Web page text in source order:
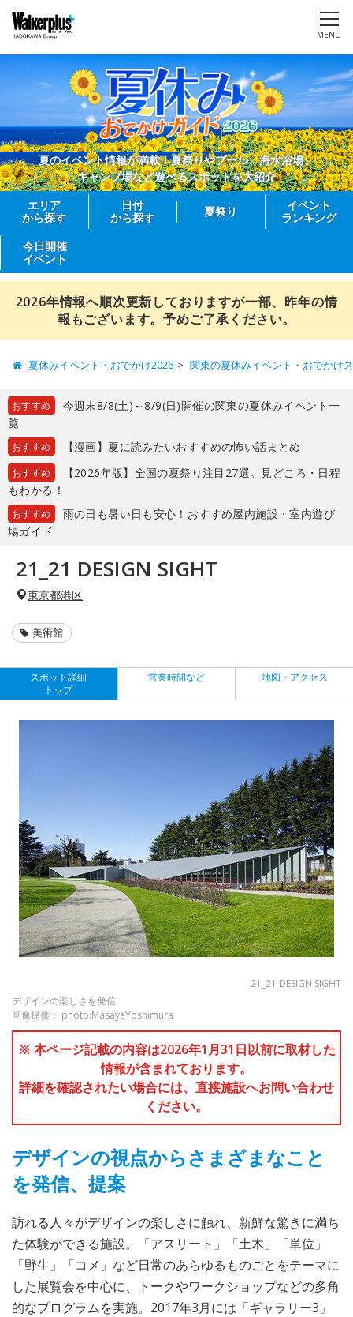
MENU
夏のイベント情報が満載！夏祭りやプール、海水浴場、
キャンプ場など遊べるスポットを大紹介
エリア
から探す
日付
から探す
夏祭り
イベント
ランキング
今日開催
イベント
2026年情報へ順次更新しておりますが一部、昨年の情
報もございます。予めご了承ください。
夏休みイベント・おでかけ2026 関東の夏休みイベント・おでかけ
おすすめ
今週末8/8(土)～8/9(日)開催の関東の夏休みイベント一
覧
おすすめ 【漫画】夏に読みたいおすすめの怖い話まとめ
おすすめ
【2026年版】全国の夏祭り注目27選。見どころ・日程
もわかる！
おすすめ
雨の日も暑い日も安心！おすすめ屋内施設・室内遊び
場ガイド
21_21 DESIGN SIGHT
東京都港区
美術館
スポット詳細
トップ
営業時間など 地図・アクセス
21_21 DESIGN SIGHT
デザインの楽しさを発信
画像提供： photo:MasayaYoshimura
※ 本ページ記載の内容は2026年1月31日以前に取材した
情報が含まれております。
詳細を確認されたい場合には、直接施設へお問い合わせ
ください。
デザインの視点からさまざまなこと
を発信、提案
訪れる人々がデザインの楽しさに触れ、新鮮な驚きに満ち
た体験ができる施設。「アスリート」「土木」「単位」
「野生」「コメ」など日常のあらゆるものごとをテーマに
した展覧会を中心に、トークやワークショップなどの多角
的なプログラムを実施。2017年3月には「ギャラリー3」